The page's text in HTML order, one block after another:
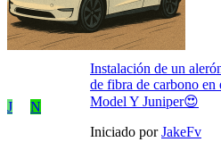
J N
Instalación de un
de fibra de carbono en
Model Y Juniper😍
Iniciado porJakeFv